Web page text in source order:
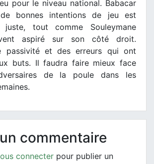
pour le niveau national. Babacar
bonnes intentions de jeu est
tout comme Souleymane
aspiré sur son côté droit.
passivité et des erreurs qui ont
buts. Il faudra faire mieux face
de la poule dans les
commentaire
connecter pour publier un